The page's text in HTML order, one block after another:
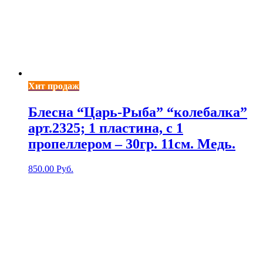
Хит продаж
Блесна “Царь-Рыба” “колебалка”
арт.2325; 1 пластина, с 1
пропеллером – 30гр. 11см. Медь.
850.00 Руб.